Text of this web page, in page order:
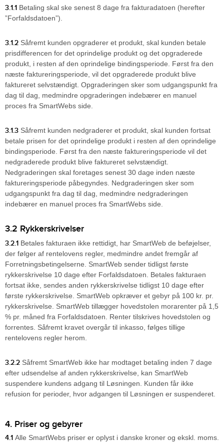
3.1.1 Betaling skal ske senest 8 dage fra fakturadatoen (herefter
”Forfaldsdatoen”).
3.1.2 Såfremt kunden opgraderer et produkt, skal kunden betale
prisdifferencen for det oprindelige produkt og det opgraderede
produkt, i resten af den oprindelige bindingsperiode. Først fra den
næste faktureringsperiode, vil det opgraderede produkt blive
faktureret selvstændigt. Opgraderingen sker som udgangspunkt fra
dag til dag, medmindre opgraderingen indebærer en manuel
proces fra SmartWebs side.
3.1.3 Såfremt kunden nedgraderer et produkt, skal kunden fortsat
betale prisen for det oprindelige produkt i resten af den oprindelige
bindingsperiode. Først fra den næste faktureringsperiode vil det
nedgraderede produkt blive faktureret selvstændigt.
Nedgraderingen skal foretages senest 30 dage inden næste
faktureringsperiode påbegyndes. Nedgraderingen sker som
udgangspunkt fra dag til dag, medmindre nedgraderingen
indebærer en manuel proces fra SmartWebs side.
3.2 Rykkerskrivelser
3.2.1 Betales fakturaen ikke rettidigt, har SmartWeb de beføjelser,
der følger af rentelovens regler, medmindre andet fremgår af
Forretningsbetingelserne. SmartWeb sender tidligst første
rykkerskrivelse 10 dage efter Forfaldsdatoen. Betales fakturaen
fortsat ikke, sendes anden rykkerskrivelse tidligst 10 dage efter
første rykkerskrivelse. SmartWeb opkræver et gebyr på 100 kr. pr.
rykkerskrivelse. SmartWeb tillægger hovedstolen morarenter på 1,5
% pr. måned fra Forfaldsdatoen. Renter tilskrives hovedstolen og
forrentes. Såfremt kravet overgår til inkasso, følges tillige
rentelovens regler herom.
3.2.2 Såfremt SmartWeb ikke har modtaget betaling inden 7 dage
efter udsendelse af anden rykkerskrivelse, kan SmartWeb
suspendere kundens adgang til Løsningen. Kunden får ikke
refusion for perioder, hvor adgangen til Løsningen er suspenderet.
4. Priser og gebyrer
4.1 Alle SmartWebs priser er oplyst i danske kroner og ekskl. moms.